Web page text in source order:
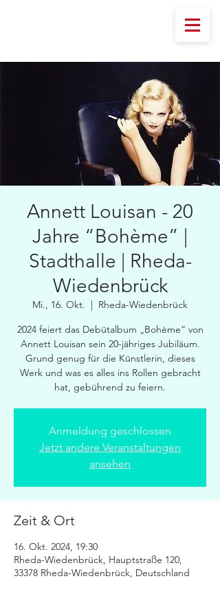
Annett Louisan - 20
Jahre “Bohème” |
Stadthalle | Rheda-
Wiedenbrück
Mi., 16. Okt.
  |
Rheda-Wiedenbrück
2024 feiert das Debütalbum „Bohème“ von
Annett Louisan sein 20-jähriges Jubiläum.
Grund genug für die Künstlerin, dieses
Werk und was es alles ins Rollen gebracht
hat, gebührend zu feiern.
Anmeldung geschlossen
Jetzt andere Veranstaltungen
ansehen
Zeit & Ort
16. Okt. 2024, 19:30
Rheda-Wiedenbrück, Hauptstraße 120,
33378 Rheda-Wiedenbrück, Deutschland